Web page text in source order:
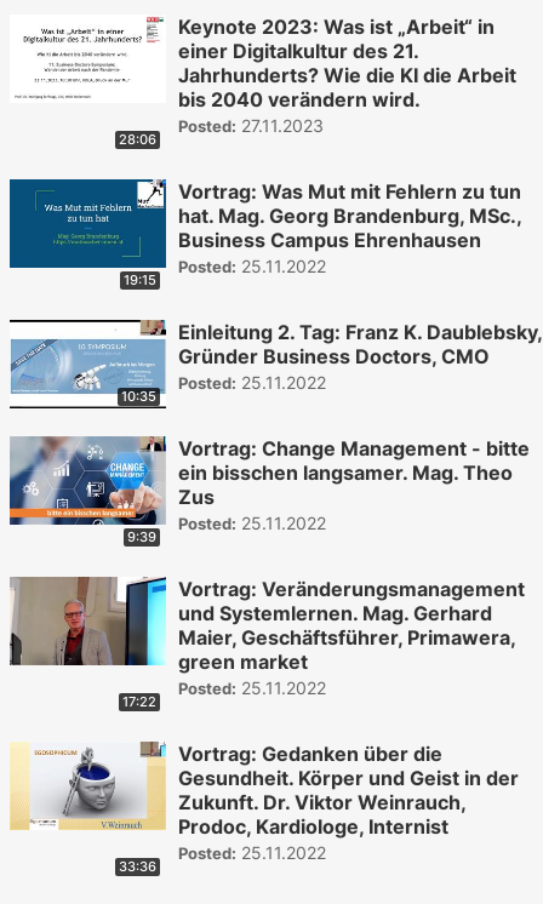
28:06
Keynote 2023: Was ist „Arbeit“ in
einer Digitalkultur des 21.
Jahrhunderts? Wie die KI die Arbeit
bis 2040 verändern wird.
Posted: 27.11.2023
19:15
Vortrag: Was Mut mit Fehlern zu tun
hat. Mag. Georg Brandenburg, MSc.,
Business Campus Ehrenhausen
Posted: 25.11.2022
10:35
Einleitung 2. Tag: Franz K. Daublebsky,
Gründer Business Doctors, CMO
Posted: 25.11.2022
9:39
Vortrag: Change Management - bitte
ein bisschen langsamer. Mag. Theo
Zus
Posted: 25.11.2022
17:22
Vortrag: Veränderungsmanagement
und Systemlernen. Mag. Gerhard
Maier, Geschäftsführer, Primawera,
green market
Posted: 25.11.2022
33:36
Vortrag: Gedanken über die
Gesundheit. Körper und Geist in der
Zukunft. Dr. Viktor Weinrauch,
Prodoc, Kardiologe, Internist
Posted: 25.11.2022